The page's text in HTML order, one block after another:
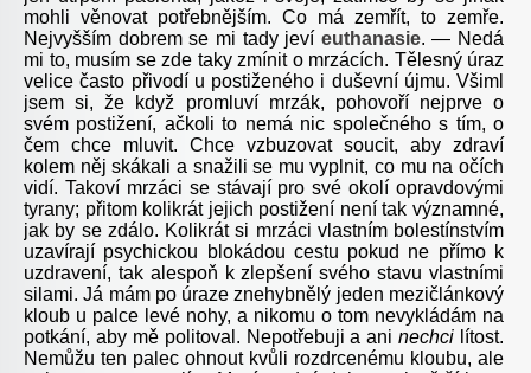
mohli věnovat potřebnějším. Co má zemřít, to zemře.
Nejvyšším dobrem se mi tady jeví euthanasie. — Nedá
mi to, musím se zde taky zmínit o mrzácích. Tělesný úraz
velice často přivodí u postiženého i duševní újmu. Všiml
jsem si, že když promluví mrzák, pohovoří nejprve o
svém postižení, ačkoli to nemá nic společného s tím, o
čem chce mluvit. Chce vzbuzovat soucit, aby zdraví
kolem něj skákali a snažili se mu vyplnit, co mu na očích
vidí. Takoví mrzáci se stávají pro své okolí opravdovými
tyrany; přitom kolikrát jejich postižení není tak významné,
jak by se zdálo. Kolikrát si mrzáci vlastním bolestínstvím
uzavírají psychickou blokádou cestu pokud ne přímo k
uzdravení, tak alespoň k zlepšení svého stavu vlastními
silami. Já mám po úraze znehybnělý jeden mezičlánkový
kloub u palce levé nohy, a nikomu o tom nevykládám na
potkání, aby mě politoval. Nepotřebuji a aninechci lítost.
Nemůžu ten palec ohnout kvůli rozdrcenému kloubu, ale